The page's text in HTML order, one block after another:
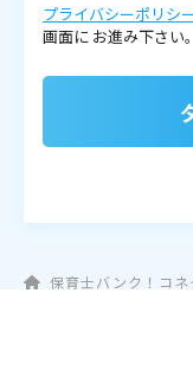
プライバシーポリシ
画面に お進み下さい。
保育士バンク！コネ